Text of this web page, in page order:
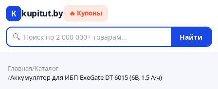
K kupitut.by 🔥 Купоны
🔍 Найти
Главная/Каталог
/Аккумулятор для ИБП ExeGate DT 6015 (6В, 1.5 А·ч)